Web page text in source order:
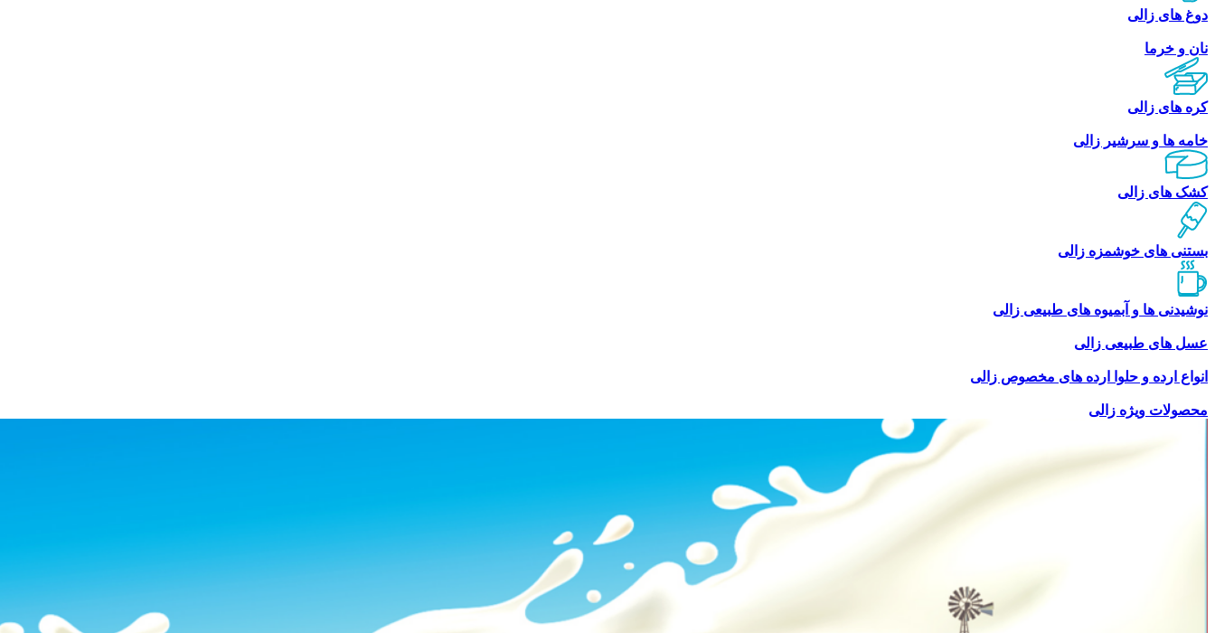
دوغ های زالی
نان و خرما
کره های زالی
خامه ها و سرشیر زالی
کشک های زالی
بستنی های خوشمزه زالی
نوشیدنی ها و آبمیوه های طبیعی زالی
عسل های طبیعی زالی
انواع ارده و حلوا ارده های مخصوص زالی
محصولات ویژه زالی